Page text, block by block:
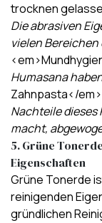
trocknen
Die abrasiven
vielen
Humasana
Zahnpasta</em>
Nachteile dieses
macht,
5. Grüne
Eigenschaften
Grüne Tonerde
reinigenden
gründlichen